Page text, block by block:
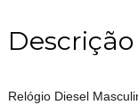
Relógio Diesel